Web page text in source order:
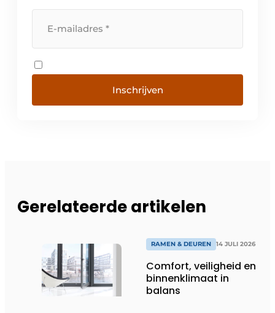
Inschrijven
Gerelateerde artikelen
RAMEN & DEUREN 14 JULI 2026
Comfort, veiligheid en
binnenklimaat in
balans